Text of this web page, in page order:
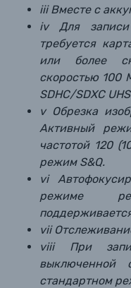
iii Вместе с
iv Для
требуется
или более
скоростью 100
SDHC/SDXC
v Обрезка
Активный
частотой 120
режим S&Q.
vi
режиме
vii
viii При
выключенной
стандартном